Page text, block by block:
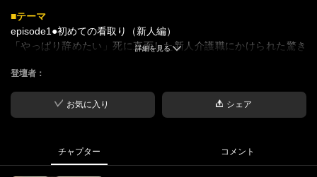
■テーマ
episode1●初めての看取り（新人編）
「やっぱり辞めたい」死に直面した新人介護職にかけられた驚き
＜出演＞
一條眞紀子 鈴木武 清水伸
詳細を見る
登壇者：
お気に入り シェア
チャプター コメント